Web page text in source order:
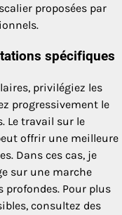
proposées par
spécifiques
privilégiez les
progressivement le
Le travail sur le
offrir une meilleure
Dans ces cas, je
sur une marche
profondes. Pour plus
consultez des